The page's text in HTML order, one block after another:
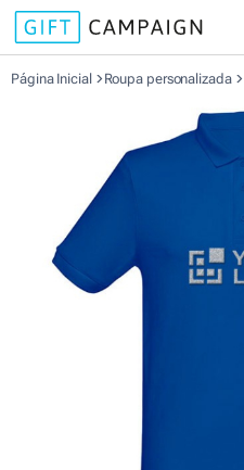
Página Inicial Roupa personalizada